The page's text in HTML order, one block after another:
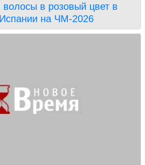
волосы в розовый цвет в
на ЧМ-2026